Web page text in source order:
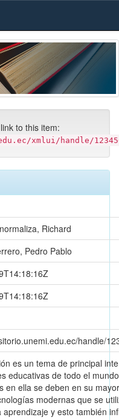
to this item:
xmlui/handle/
Richard
Pedro Pablo
handle/
es un tema de principal
educativas de todo el
en ella se deben en su
modernas que se
aprendizaje y esto también